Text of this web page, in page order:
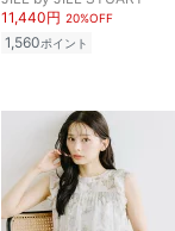
11,440円 20%OFF
1,560ポイント